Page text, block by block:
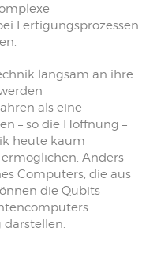
Fertigungsprozessen
langsam an ihre
als eine
– so die Hoffnung –
heute kaum
Anders
Computers, die aus
die Qubits